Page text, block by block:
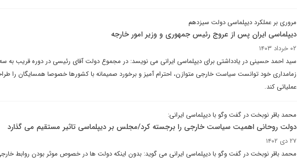
مروری بر عملکرد دیپلماسی دولت سیزدهم
دیپلماسی ایران پس از عروج رئیس جمهوری و وزیر امور خارجه
۰۲ خرداد ۱۴۰۳
سید احمد حسینی در یادداشتی برای دیپلماسی ایرانی می نویسد: در مجموع دولت آقای رئیسی در دوره قریب به
زمامداری خود توانست سیاست خارجی متوازن، احترام آمیز و برخورد صمیمانه با کشورها خصوصا همسایگان را
عملیاتی کند.
محمد باقر نوبخت در گفت وگو با دیپلماسی ایرانی:
دولت روحانی اهمیت سیاست خارجی را برجسته کرد/مجلس بر دیپلماسی تاثیر مستقیم می گذارد
۲۷ دی ۱۴۰۲
محمد باقر نوبخت در گفت وگو با دیپلماسی ایرانی می گوید: بدون اینکه دولت ها در خصوص موثر بودن روابط